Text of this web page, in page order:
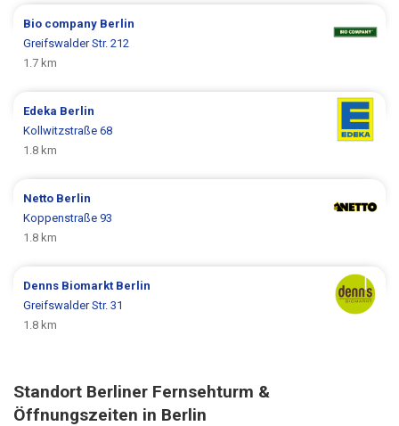
Bio company Berlin
Greifswalder Str. 212
1.7 km
Edeka Berlin
Kollwitzstraße 68
1.8 km
Netto Berlin
Koppenstraße 93
1.8 km
Denns Biomarkt Berlin
Greifswalder Str. 31
1.8 km
Standort Berliner Fernsehturm &
Öffnungszeiten in Berlin